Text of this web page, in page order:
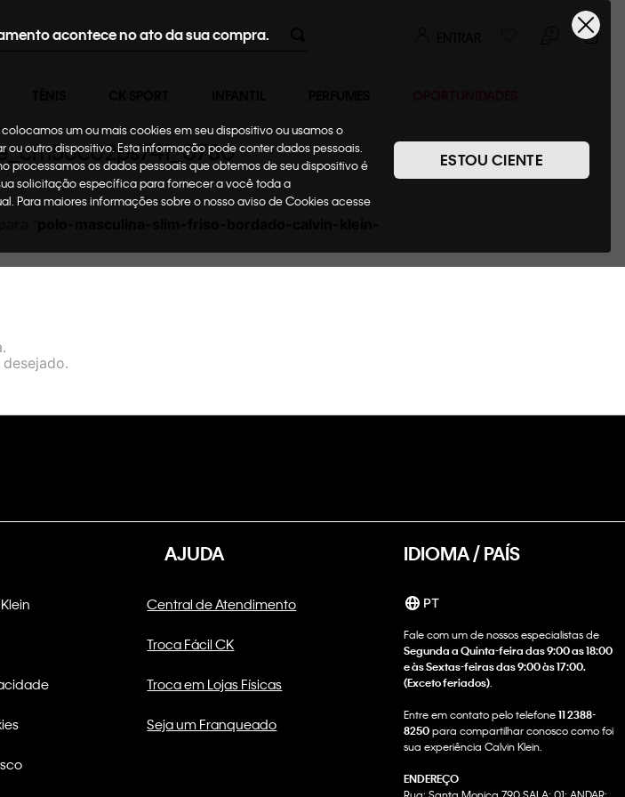
acontece no ato da sua compra.
um ou mais cookies em seu dispositivo ou usamos o
outro dispositivo. Esta informação pode conter dados pessoais.
processamos os dados pessoais que obtemos de seu dispositivo é
solicitação específica para fornecer a você toda a
Para maiores informações sobre o nosso aviso de Cookies acesse
ESTOU CIENTE
AJUDA
Central de Atendimento
Troca Fácil CK
Troca em Lojas Físicas
Seja um Franqueado
IDIOMA / PAÍS
PT
Fale com um de nossos especialistas de
Segunda a Quinta-feira das 9:00 as 18:00
e às Sextas-feiras das 9:00 às 17:00.
(Exceto feriados)
Entre em contato pelo telefone11 2388-
8250para compartilhar conosco como foi
sua experiência Calvin Klein.
ENDEREÇO